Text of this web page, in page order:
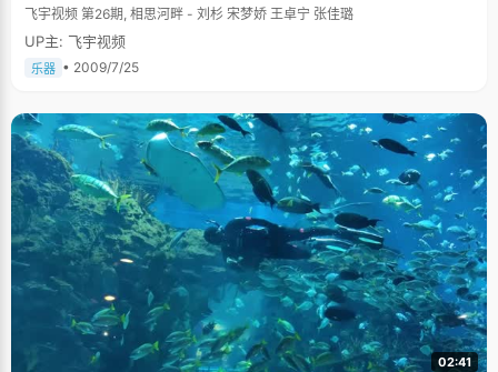
飞宇视频 第26期, 相思河畔 - 刘杉 宋梦娇 王卓宁 张佳璐
UP主: 飞宇视频
乐器 • 2009/7/25
02:41